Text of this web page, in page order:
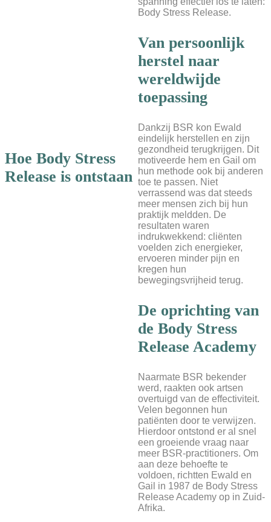
Hoe Body Stress
Release is ontstaan
Body Stress Release.
Van persoonlijk
herstel naar
wereldwijde
toepassing
Dankzij BSR kon Ewald
eindelijk herstellen en zijn
gezondheid terugkrijgen. Dit
motiveerde hem en Gail om
hun methode ook bij anderen
toe te passen. Niet
verrassend was dat steeds
meer mensen zich bij hun
praktijk meldden. De
resultaten waren
indrukwekkend: cliënten
voelden zich energieker,
ervoeren minder pijn en
kregen hun
bewegingsvrijheid terug.
De oprichting van
de Body Stress
Release Academy
Naarmate BSR bekender
werd, raakten ook artsen
overtuigd van de effectiviteit.
Velen begonnen hun
patiënten door te verwijzen.
Hierdoor ontstond er al snel
een groeiende vraag naar
meer BSR-practitioners. Om
aan deze behoefte te
voldoen, richtten Ewald en
Gail in 1987 de Body Stress
Release Academy op in Zuid-
Afrika.